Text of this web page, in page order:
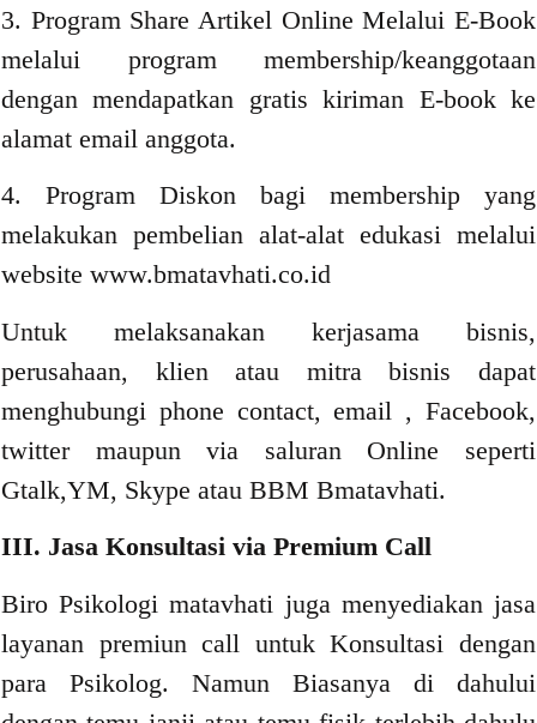
3. Program Share Artikel Online Melalui E-Book
melalui program membership/keanggotaan
dengan mendapatkan gratis kiriman E-book ke
alamat email anggota.
4. Program Diskon bagi membership yang
melakukan pembelian alat-alat edukasi melalui
website www.bmatavhati.co.id
Untuk melaksanakan kerjasama bisnis,
perusahaan, klien atau mitra bisnis dapat
menghubungi phone contact, email , Facebook,
twitter maupun via saluran Online seperti
Gtalk,YM, Skype atau BBM Bmatavhati.
III. Jasa Konsultasi via Premium Call
Biro Psikologi matavhati juga menyediakan jasa
layanan premiun call untuk Konsultasi dengan
para Psikolog. Namun Biasanya di dahului